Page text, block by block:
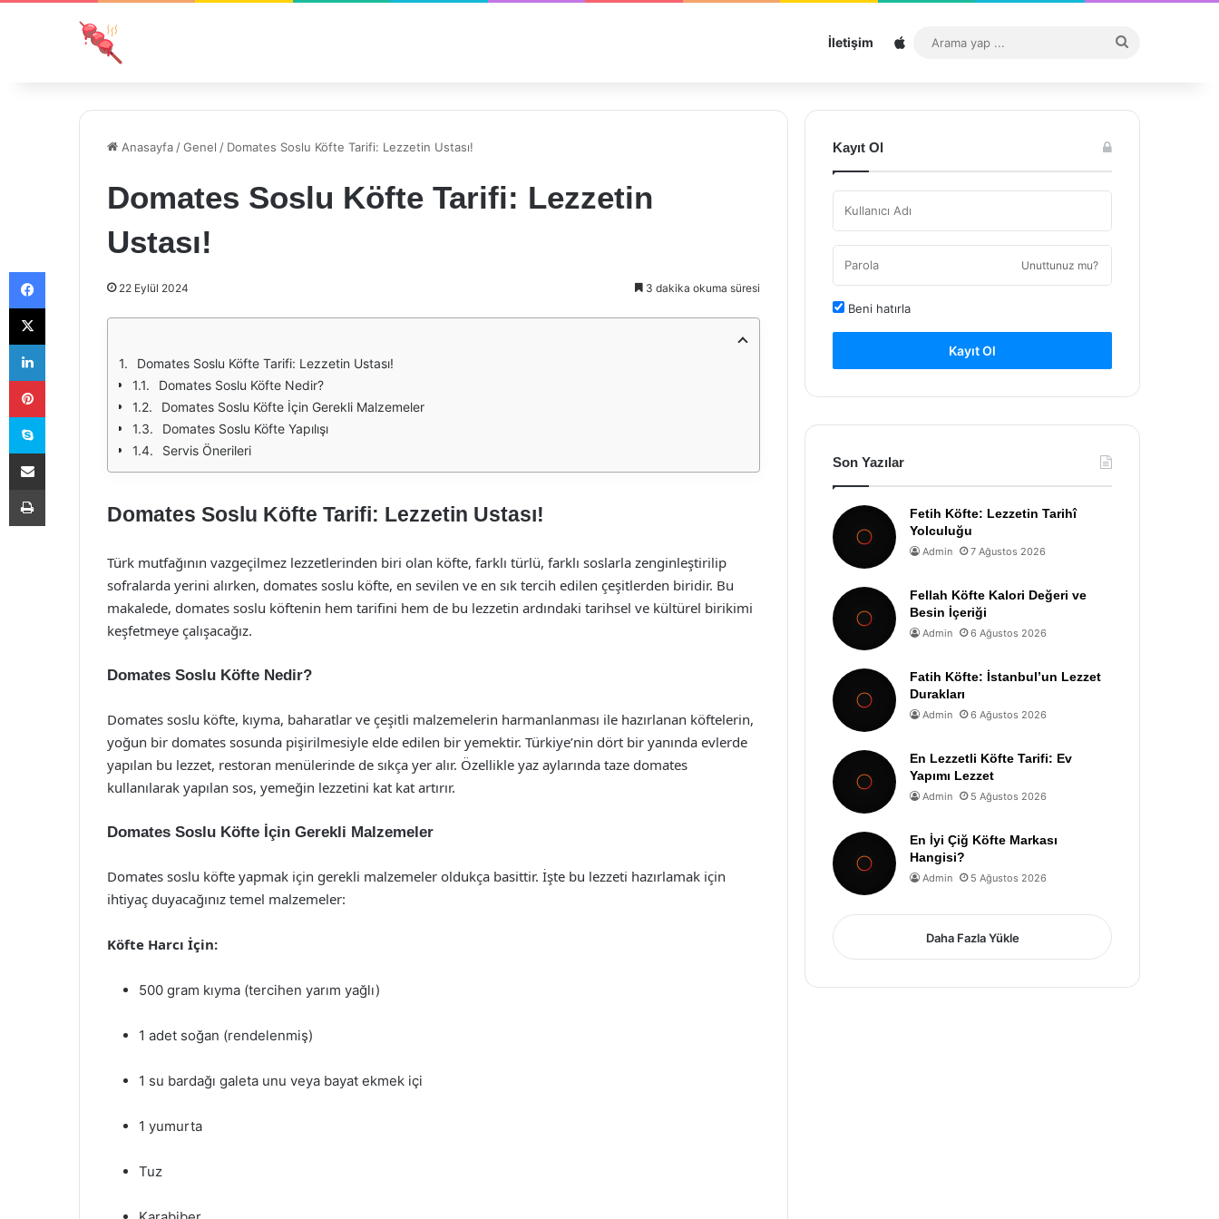
İletişim Sitemap
...
Anasayfa /Genel / Domates Soslu Köfte Tarifi: Lezzetin Ustası!
Domates Soslu Köfte Tarifi: Lezzetin
Ustası!
22 Eylül 2024 3 dakika okuma süresi
Domates Soslu Köfte Tarifi: Lezzetin Ustası!
Domates Soslu Köfte Nedir?
Domates Soslu Köfte İçin Gerekli Malzemeler
Domates Soslu Köfte Yapılışı
Servis Önerileri
Domates Soslu Köfte Tarifi: Lezzetin Ustası!
Türk mutfağının vazgeçilmez lezzetlerinden biri olan köfte, farklı türlü, farklı soslarla zenginleştirilip
sofralarda yerini alırken, domates soslu köfte, en sevilen ve en sık tercih edilen çeşitlerden biridir. Bu
makalede, domates soslu köftenin hem tarifini hem de bu lezzetin ardındaki tarihsel ve kültürel birikimi
keşfetmeye çalışacağız.
Domates Soslu Köfte Nedir?
Domates soslu köfte, kıyma, baharatlar ve çeşitli malzemelerin harmanlanması ile hazırlanan köftelerin,
yoğun bir domates sosunda pişirilmesiyle elde edilen bir yemektir. Türkiye’nin dört bir yanında evlerde
yapılan bu lezzet, restoran menülerinde de sıkça yer alır. Özellikle yaz aylarında taze domates
kullanılarak yapılan sos, yemeğin lezzetini kat kat artırır.
Domates Soslu Köfte İçin Gerekli Malzemeler
Domates soslu köfte yapmak için gerekli malzemeler oldukça basittir. İşte bu lezzeti hazırlamak için
ihtiyaç duyacağınız temel malzemeler:
Köfte Harcı İçin:
500 gram kıyma (tercihen yarım yağlı)
1 adet soğan (rendelenmiş)
1 su bardağı galeta unu veya bayat ekmek içi
1 yumurta
Tuz
Kayıt Ol
Unuttunuz mu?
Beni hatırla
Kayıt Ol
Son Yazılar
Fetih Köfte: Lezzetin Tarihî
Yolculuğu
Admin 7 Ağustos 2026
Fellah Köfte Kalori Değeri ve
Besin İçeriği
Admin 6 Ağustos 2026
Fatih Köfte: İstanbul’un Lezzet
Durakları
Admin 6 Ağustos 2026
En Lezzetli Köfte Tarifi: Ev
Yapımı Lezzet
Admin 5 Ağustos 2026
En İyi Çiğ Köfte Markası
Hangisi?
Admin 5 Ağustos 2026
Daha Fazla Yükle
Facebook
X
LinkedIn
Pinterest
Skype
E-Posta ile paylaş